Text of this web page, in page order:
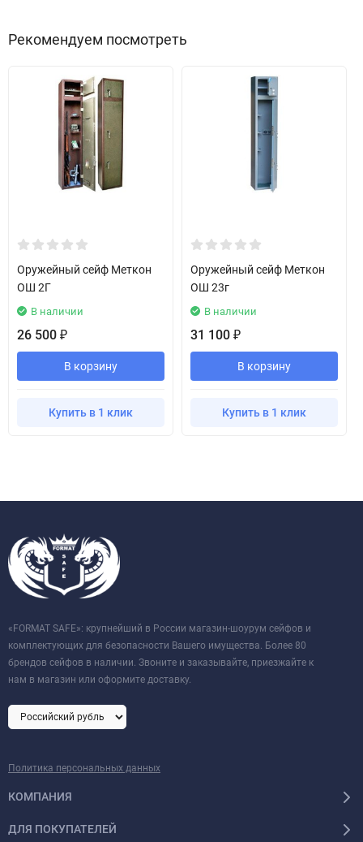
Рекомендуем посмотреть
Оружейный сейф Меткон
ОШ 2Г
В наличии
26 500 ₽
В корзину
Купить в 1 клик
Оружейный сейф Меткон
ОШ 23г
В наличии
31 100 ₽
В корзину
Купить в 1 клик
«FORMAT SAFE»: крупнейший в России магазин-шоурум сейфов и
комплектующих для безопасности Вашего имущества. Более 80
брендов сейфов в наличии. Звоните и заказывайте, приезжайте к
нам в магазин или оформите доставку.
Политика персональных данных
КОМПАНИЯ
ДЛЯ ПОКУПАТЕЛЕЙ